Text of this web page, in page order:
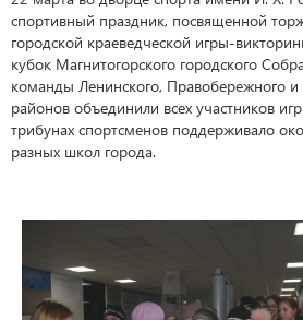
спортивный праздник, посвященной
городской краеведческой игры-
кубок Магнитогорского городского
команды Ленинского, Правобережного
районов объединили всех участников
трибунах спортсменов поддерживало
разных школ города.